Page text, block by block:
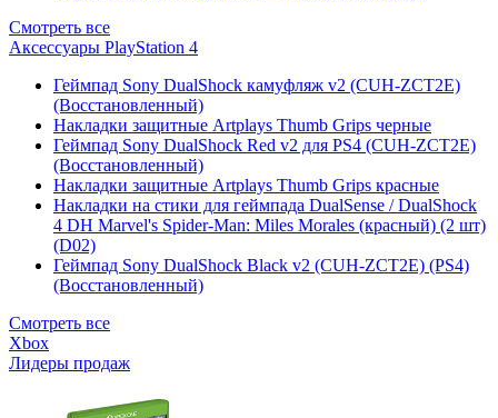
Смотреть все
Аксессуары PlayStation 4
Геймпад Sony DualShock камуфляж v2 (CUH-ZCT2E)
(Восстановленный)
Накладки защитные Artplays Thumb Grips черные
Геймпад Sony DualShock Red v2 для PS4 (CUH-ZCT2E)
(Восстановленный)
Накладки защитные Artplays Thumb Grips красные
Накладки на стики для геймпада DualSense / DualShock
4 DH Marvel's Spider-Man: Miles Morales (красный) (2 шт)
(D02)
Геймпад Sony DualShock Black v2 (CUH-ZCT2E) (PS4)
(Восстановленный)
Смотреть все
Xbox
Лидеры продаж